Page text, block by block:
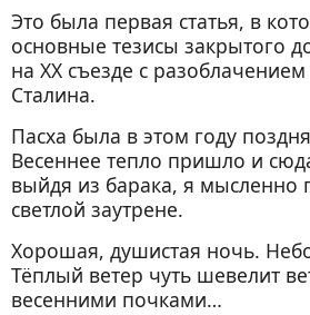
Это была первая статья, в
основные тезисы закрытого
на XX съезде с
Сталина.
Пасха была в этом году
Весеннее тепло пришло и
выйдя из барака, я мысленно
светлой заутрене.
Хорошая, душистая ночь.
Тёплый ветер чуть шевелит
весенними почками…